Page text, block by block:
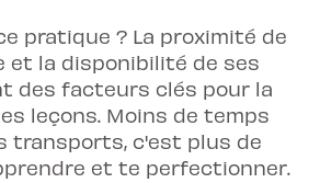
pratique ? La proximité de
et la disponibilité de ses
des facteurs clés pour la
leçons. Moins de temps
transports, c'est plus de
et te perfectionner.